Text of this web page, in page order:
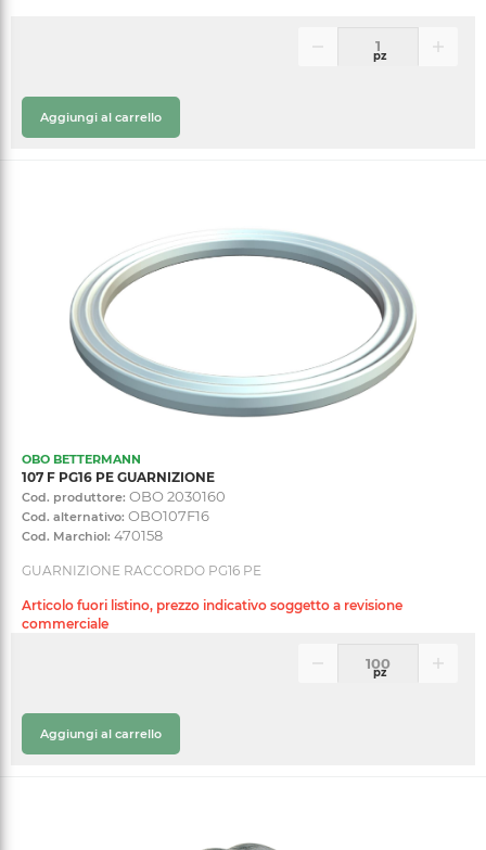
pz
Aggiungi al carrello
OBO BETTERMANN
107 F PG16 PE GUARNIZIONE
Cod. produttore: OBO 2030160
Cod. alternativo: OBO107F16
Cod. Marchiol: 470158
GUARNIZIONE RACCORDO PG16 PE
Articolo fuori listino, prezzo indicativo soggetto a revisione
commerciale
pz
Aggiungi al carrello